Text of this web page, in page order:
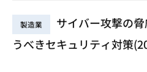
製造業
サイバー攻撃の
うべきセキュリティ対策